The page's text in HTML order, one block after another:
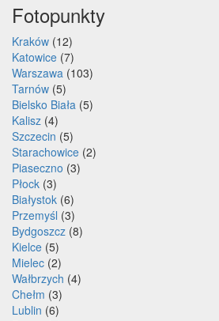
Fotopunkty
Kraków (12)
Katowice (7)
Warszawa (103)
Tarnów (5)
Bielsko Biała (5)
Kalisz (4)
Szczecin (5)
Starachowice (2)
Piaseczno (3)
Płock (3)
Białystok (6)
Przemyśl (3)
Bydgoszcz (8)
Kielce (5)
Mielec (2)
Wałbrzych (4)
Chełm (3)
Lublin (6)